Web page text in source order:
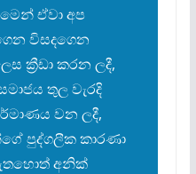
ඒවා අප
විසදගෙන
ක්රීඩා කරන ලදී,
තුල වැරදි
වන ලදී,
පුද්ගලීක කාරණා
අනික්